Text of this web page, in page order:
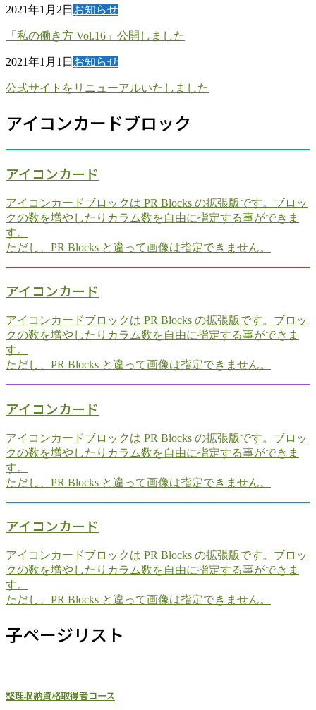
2021年1月2日 お知らせ
「私の働き方 Vol.16」公開しました
2021年1月1日 お知らせ
公式サイトをリニューアルいたしました
アイコンカードブロック
アイコンカード
アイコンカードブロックは PR Blocks の拡張版です。ブロッ
クの数を増やしたりカラム数を自由に指定する事ができま
す。
ただし、PR Blocks と違って画像は指定できません。
アイコンカード
アイコンカードブロックは PR Blocks の拡張版です。ブロッ
クの数を増やしたりカラム数を自由に指定する事ができま
す。
ただし、PR Blocks と違って画像は指定できません。
アイコンカード
アイコンカードブロックは PR Blocks の拡張版です。ブロッ
クの数を増やしたりカラム数を自由に指定する事ができま
す。
ただし、PR Blocks と違って画像は指定できません。
アイコンカード
アイコンカードブロックは PR Blocks の拡張版です。ブロッ
クの数を増やしたりカラム数を自由に指定する事ができま
す。
ただし、PR Blocks と違って画像は指定できません。
子ページリスト
整理収納資格取得者コース